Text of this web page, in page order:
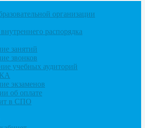
организации
распорядка
занятий
звонков
учебных аудиторий
экзаменов
об оплате
в СПО